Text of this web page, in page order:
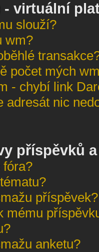
- virtuální
slouží?
wm?
počet mých
- chybí link
adresát nic
příspěvků
příspěvek?
mému
anketu?